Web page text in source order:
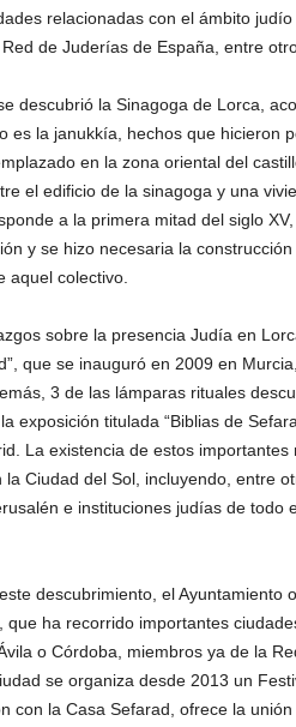
relacionadas con el ámbito
de Juderías de España, entre
descubrió la Sinagoga de Lorca,
es la janukkía, hechos que hicieron
en la zona oriental del
el edificio de la sinagoga y una
a la primera mitad del siglo
y se hizo necesaria la
aquel colectivo.
sobre la presencia Judía en
que se inauguró en 2009 en
3 de las lámparas rituales
exposición titulada “Biblias de
La existencia de estos importantes
Ciudad del Sol, incluyendo, entre
e instituciones judías de todo
descubrimiento, el Ayuntamiento
que ha recorrido importantes
o Córdoba, miembros ya de la
se organiza desde 2013 un
con la Casa Sefarad, ofrece la